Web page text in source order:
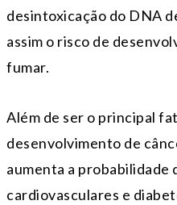
desintoxicação do DNA
assim o risco de
fumar.
Além de ser o principal
desenvolvimento de
aumenta a probabilidade
cardiovasculares e